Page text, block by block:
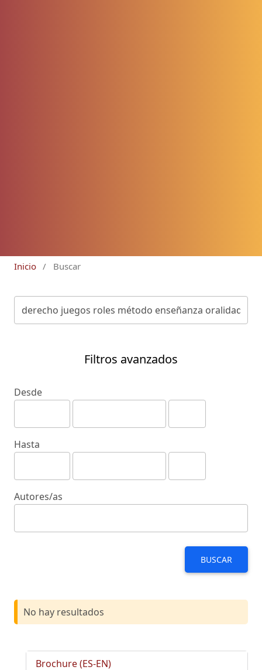
Inicio / Buscar
Filtros avanzados
Desde
Hasta
Autores/as
BUSCAR
No hay resultados
Brochure (ES-EN)